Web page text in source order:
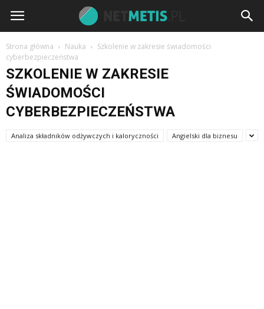
Strona główna Nauka
Szkolenie w zakresie świadomości
cyberbezpieczeństwa
SZKOLENIE W ZAKRESIE
ŚWIADOMOŚCI
CYBERBEZPIECZEŃSTWA
Analiza składników odżywczych i kaloryczności Angielski dla biznesu